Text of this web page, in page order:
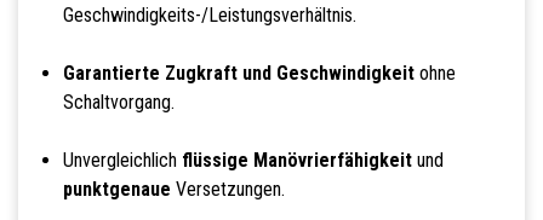
Geschwindigkeits-/Leistungsverhältnis.
Garantierte Zugkraft und Geschwindigkeitohne
Schaltvorgang.
Unvergleichlich flüssige Manövrierfähigkeitund
punktgenaue Versetzungen.